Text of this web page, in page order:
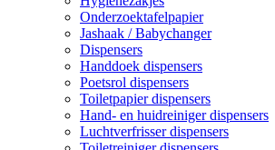
Onderzoektafelpapier
Jashaak / Babychanger
Dispensers
Handdoek dispensers
Poetsrol dispensers
Toiletpapier dispensers
Hand- en huidreiniger dispensers
Luchtverfrisser dispensers